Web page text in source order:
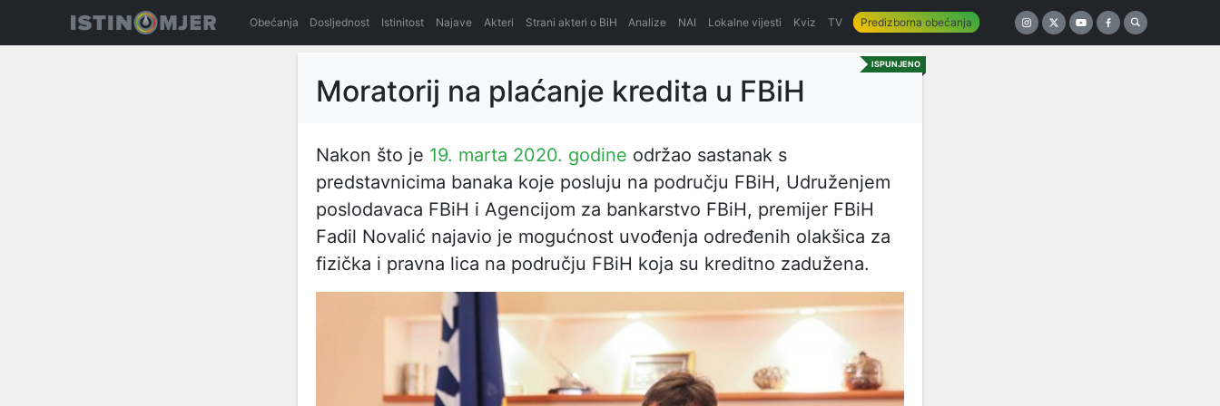
Obećanja Dosljednost Istinitost Najave Akteri Strani akteri o BiH Analize NAI Lokalne vijesti Kviz TV Predizborna obećanja
ISPUNJENO
Moratorij na plaćanje kredita u FBiH
Nakon što je 19. marta 2020. godine održao sastanak s
predstavnicima banaka koje posluju na području FBiH, Udruženjem
poslodavaca FBiH i Agencijom za bankarstvo FBiH, premijer FBiH
Fadil Novalić najavio je mogućnost uvođenja određenih olakšica za
fizička i pravna lica na području FBiH koja su kreditno zadužena.